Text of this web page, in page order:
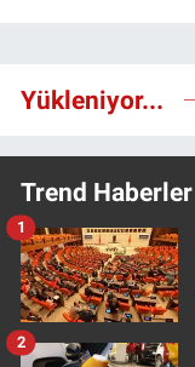
Yükleniyor...
Trend Haberler
1
2